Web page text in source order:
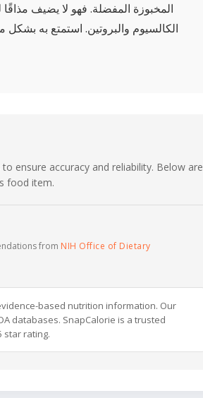
المخبوزة المفضلة. فهو لا يضيف
الكالسيوم والبروتين. استمتع به
ensure accuracy and reliability. Below are
food item.
from NIH Office of Dietary
based nutrition information. Our
databases. SnapCalorie is a trusted
star rating.